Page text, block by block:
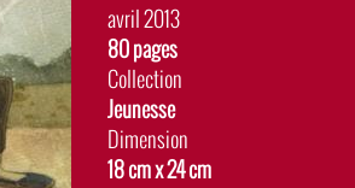
Date
de
sortie
avril 2013
Album
80 pages
Collection
Jeunesse
Dimension
18 cm x 24 cm